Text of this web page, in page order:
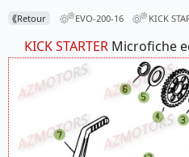
⟪Retour EVO-200-16 KICK
KICK STARTER Microfiche